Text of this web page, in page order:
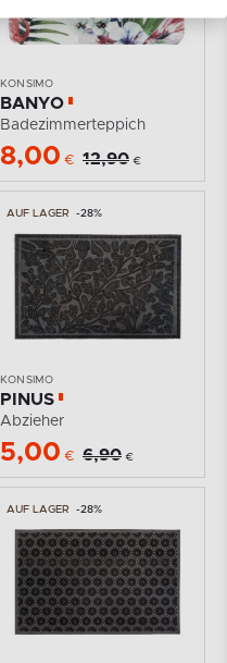
KONSIMO
BANYO
Badezimmerteppich
8,00 € 12,90 €
AUF LAGER -28%
KONSIMO
PINUS
Abzieher
5,00 € 6,90 €
AUF LAGER -28%